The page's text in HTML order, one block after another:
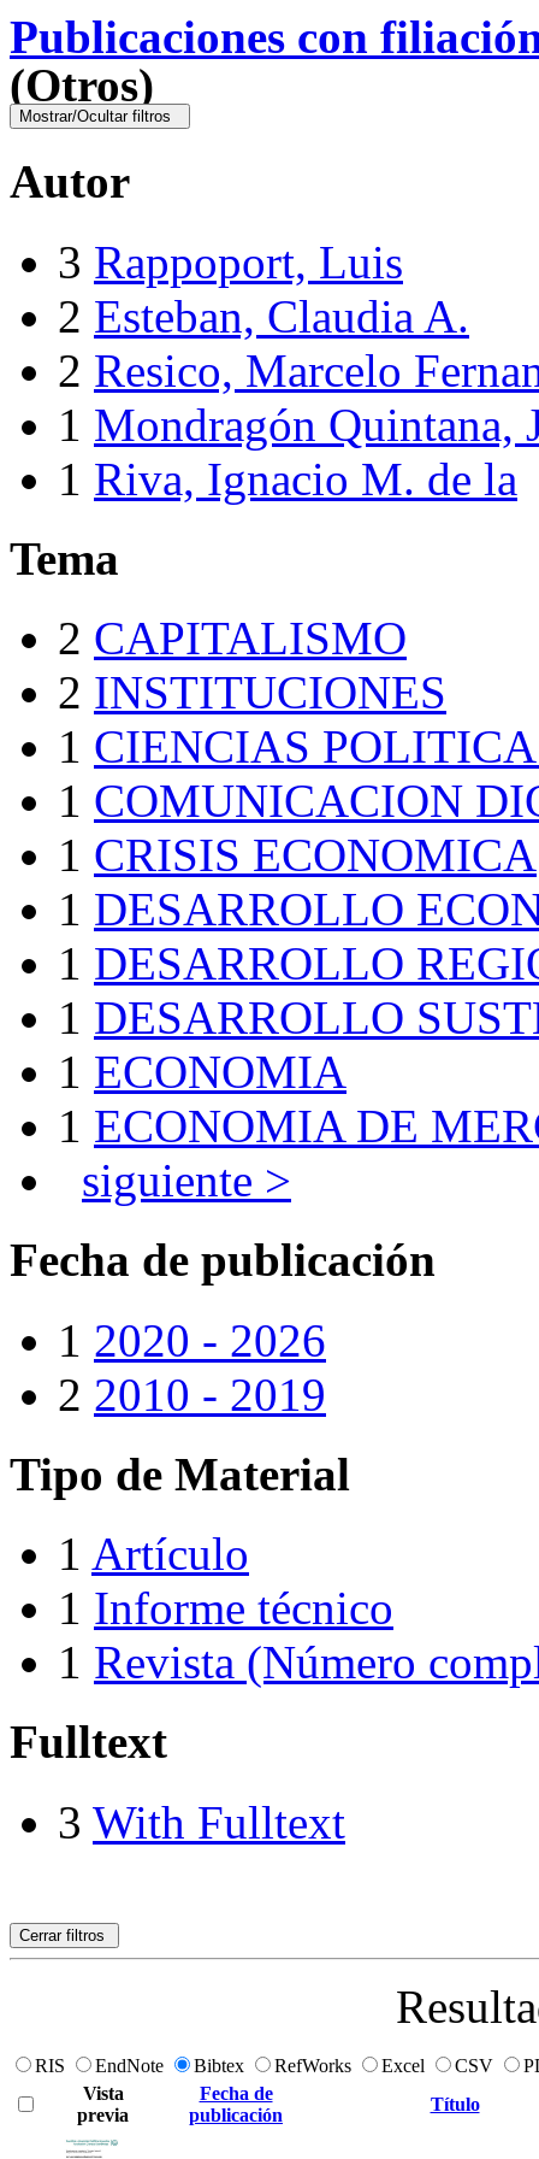
Publicaciones con
(Otros)
Autor
3 Rappoport, Luis
2 Esteban, Claudia A.
2 Resico, Marcelo
1 Mondragón Quintana,
1 Riva, Ignacio M. de la
Tema
2 CAPITALISMO
2 INSTITUCIONES
1 CIENCIAS
1 COMUNICACION
1 CRISIS ECONOMICA
1 DESARROLLO
1 DESARROLLO
1 DESARROLLO
1 ECONOMIA
1 ECONOMIA DE
siguiente >
Fecha de publicación
1 2020 - 2026
2 2010 - 2019
Tipo de Material
1 Artículo
1 Informe técnico
1 Revista (Número
Fulltext
3 With Fulltext
Cerrar filtros
RIS EndNote Bibtex RefWorks Excel CSV
Vista
previa
Fecha de
publicación
Título